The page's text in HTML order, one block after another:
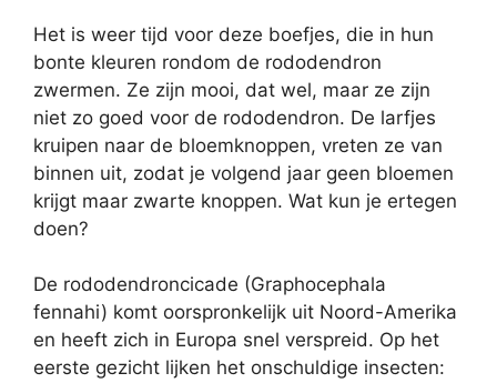
Het is weer tijd voor deze boefjes, die in hun
bonte kleuren rondom de rododendron
zwermen. Ze zijn mooi, dat wel, maar ze zijn
niet zo goed voor de rododendron. De larfjes
kruipen naar de bloemknoppen, vreten ze van
binnen uit, zodat je volgend jaar geen bloemen
krijgt maar zwarte knoppen. Wat kun je ertegen
doen?
De rododendroncicade (Graphocephala
fennahi) komt oorspronkelijk uit Noord-Amerika
en heeft zich in Europa snel verspreid. Op het
eerste gezicht lijken het onschuldige insecten: